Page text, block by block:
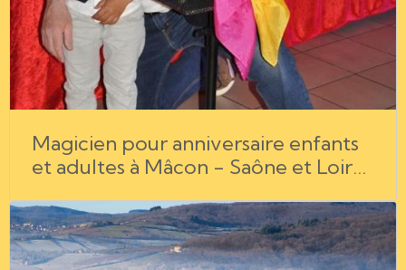
Magicien pour anniversaire enfants
et adultes à Mâcon - Saône et Loire
Saône - Rhône - Jura.